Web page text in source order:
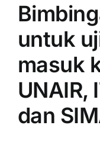
untuk
masuk
UNAIR,
dan